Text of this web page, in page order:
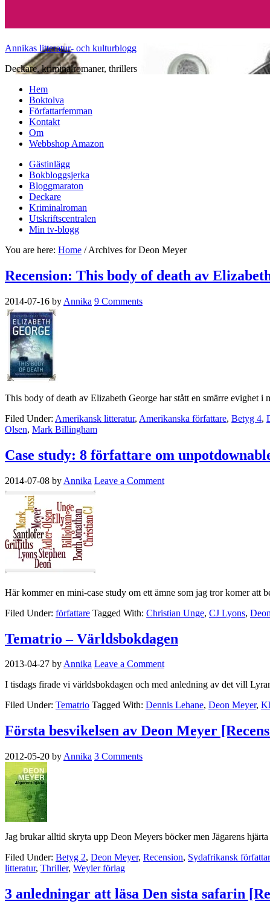
Annikas litteratur- och kulturblogg
Deckare, kriminalromaner, thrillers
Hem
Boktolva
Författarfemman
Kontakt
Om
Webbshop Amazon
Gästinlägg
Bokbloggsjerka
Bloggmaraton
Deckare
Kriminalroman
Utskriftscentralen
Min tv-blogg
You are here: Home /Archives for Deon Meyer
Recension: This body of death av
2014-07-16 by Annika 9 Comments
This body of death av Elizabeth George har stått en smärre
Filed Under: Amerikansk litteratur, Amerikanska författare, Betyg 4,
Olsen, Mark Billingham
Case study: 8 författare om
2014-07-08 by Annika Leave a Comment
Här kommer en mini-case study om ett ämne som jag tror komer att
Filed Under: författare Tagged With: Christian Unge, CJ Lyons,
Tematrio – Världsbokdagen
2013-04-27 byAnnika Leave a Comment
I tisdags firade vi världsbokdagen och med anledning av det vill
Filed Under: Tematrio Tagged With: Dennis Lehane, Deon Meyer,
Första besvikelsen av Deon Meyer
2012-05-20 by Annika 3 Comments
Jag brukar alltid skryta upp Deon Meyers böcker men Jägarens
Filed Under: Betyg 2, Deon Meyer, Recension, Sydafrikansk
litteratur, Thriller, Weyler förlag
3 anledningar att läsa Den sista safarin